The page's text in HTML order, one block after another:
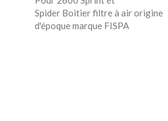
Spider Boitier filtre à air origine
d'époque marque FISPA